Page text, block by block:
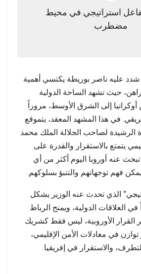
استراتيجي في محيط
مضطرب
شدد عليه ناصر بوريطة يكتسي أهمية
حيث تشهد الساحة الدولية
إلى الشرق الأوسط، مروراً
في هذا المشهد المعقد، يتموقع
الرشيدة لصاحب الجلالة الملك محمد
يتمتع بالاستقرار والقدرة على
عنه أوروبا اليوم أكثر من أي
فهم توجهاتهم والتنبؤ بسلوكهم.
الذي تحدث عنه الوزير يشكل
في العلاقات الدولية، ويمنح الرباط
القرار الأوروبية، ليس فقط كشريك
في معادلات الأمن الإقليمي،
والاستقرار في إفريقيا.